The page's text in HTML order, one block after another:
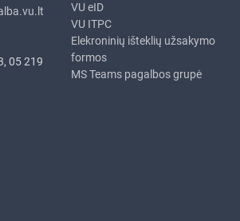
05 219
VU eID
VU ITPC
Elekroninių išteklių užsakymo
formos
MS Teams pagalbos grupė